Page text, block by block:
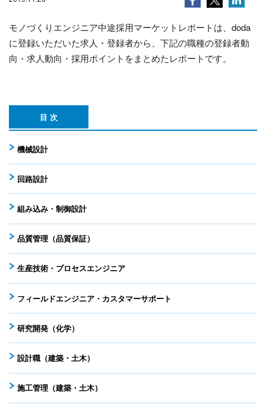
モノづくりエンジニア中途採用マーケットレポートは、doda
に登録いただいた求人・登録者から、下記の職種の登録者動
向・求人動向・採用ポイントをまとめたレポートです。
目 次
機械設計
回路設計
組み込み・制御設計
品質管理（品質保証）
生産技術・プロセスエンジニア
フィールドエンジニア・カスタマーサポート
研究開発（化学）
設計職（建築・土木）
施工管理（建築・土木）